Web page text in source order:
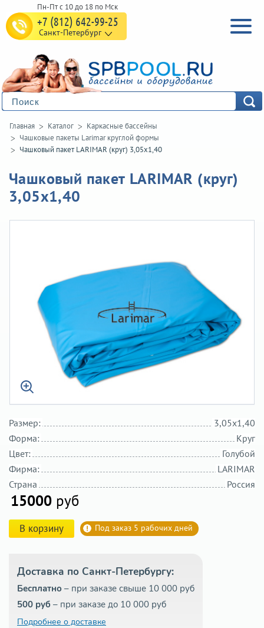
+7 (812) 642-99-25
Санкт-Петербург
Главная Каталог
Каркасные бассейны
Чашковые пакеты Larimar круглой формы
Чашковый пакет LARIMAR (круг) 3,05х1,40
Чашковый пакет LARIMAR (круг)
3,05х1,40
3,05х1,40
Размер:
Круг
Форма:
Голубой
Цвет:
LARIMAR
Фирма:
Россия
Страна
15000 руб
В корзину Под заказ 5 рабочих дней
Доставка по Санкт-Петербургу:
Бесплатно – при заказе свыше 10 000 руб
500 руб – при заказе до 10 000 руб
Подробнее о доставке